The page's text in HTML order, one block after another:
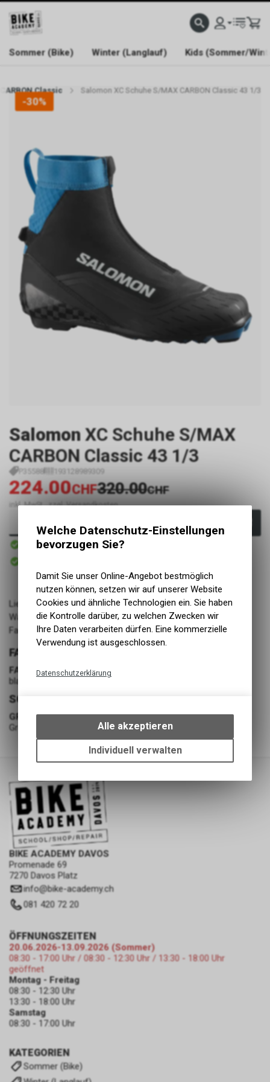
WELCOME TO BIKE ACADEMY
Sommer (Bike) Winter (Langlauf) Kids (Sommer/
Classic Salomon XC Schuhe S/MAX CARBON Classic 43 1/3
-30%
Salomon XC Schuhe S/MAX
CARBON Classic 43 1/3
P35588 193128989309
224.00CHF320.00CHF
inkl. MwSt., zzgl. Versandkosten
Sofort verfügbar
Versand
Lieferant: Amer Sports Switzerland
Warengruppe: LL - Schuhe - Klassisch
Farbe: black/blue
FARBE
FARBE
black/blue
SCHUHE
GRÖSSE
Grösse 9
BIKE ACADEMY DAVOS
Promenade 69
7270 Davos Platz
info@bike-academy.ch
081 420 72 20
KATEGORIEN
Sommer (Bike)
ÖFFNUNGSZEITEN
20.06.2026-13.09.2026 (Sommer)
08:30 - 17:00 Uhr / 08:30 - 12:30 Uhr / 13:30 - 18:00 Uhr
geöffnet
Montag - Freitag
08:30 - 12:30 Uhr
13:30 - 18:00 Uhr
Samstag
08:30 - 17:00 Uhr
Welche Datenschutz-Einstellungen
bevorzugen Sie?
Damit Sie unser Online-Angebot bestmöglich
nutzen können, setzen wir auf unserer Website
Cookies und ähnliche Technologien ein. Sie haben
die Kontrolle darüber, zu welchen Zwecken wir
Ihre Daten verarbeiten dürfen. Eine kommerzielle
Verwendung ist ausgeschlossen.
Datenschutzerklärung
bestimmte Interaktionen und
Einstellungen auf Ihrem Gerät,
um die grundlegenden
Funktionen unseres Online-
des Warenkorbs, zu
ermöglichen. Bitte beachten Sie,
dass die gespeicherten Daten
keinerlei Rückschlüsse auf Ihre
persönlichen Informationen
zulassen.
Alle akzeptieren
Individuell verwalten